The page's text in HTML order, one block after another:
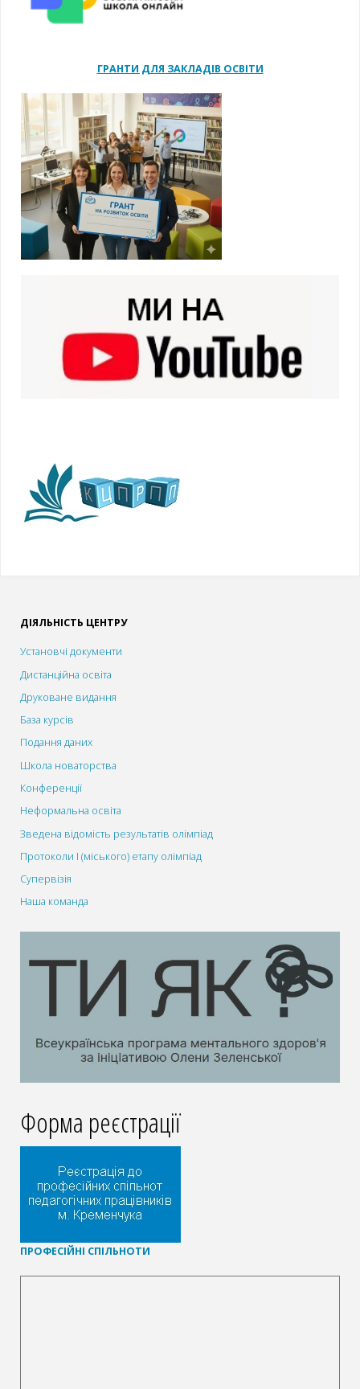
ГРАНТИ ДЛЯ ЗАКЛАДІВ ОСВІТИ
ДІЯЛЬНІСТЬ ЦЕНТРУ
Установчі документи
Дистанційна освіта
Друковане видання
База курсів
Подання даних
Школа новаторства
Конференції
Неформальна освіта
Зведена відомість результатів олімпіад
Протоколи І (міського) етапу олімпіад
Супервізія
Наша команда
Форма реєстрації
ПРОФЕСІЙНІ СПІЛЬНОТИ